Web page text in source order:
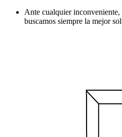
Ante cualquier inconveniente,
buscamos siempre la mejor